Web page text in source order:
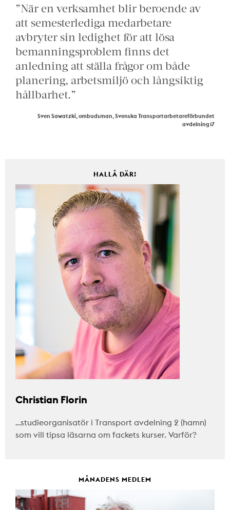
”När en verksamhet blir beroende av
att semesterlediga medarbetare
avbryter sin ledighet för att lösa
bemanningsproblem finns det
anledning att ställa frågor om både
planering, arbetsmiljö och långsiktig
hållbarhet.”
Sven Sawatzki, ombudsman, Svenska Transportarbetareförbundet
avdelning 17
HALLÅ DÄR!
Christian Florin
…studieorganisatör i Transport avdelning 2 (hamn)
som vill tipsa läsarna om fackets kurser. Varför?
MÅNADENS MEDLEM